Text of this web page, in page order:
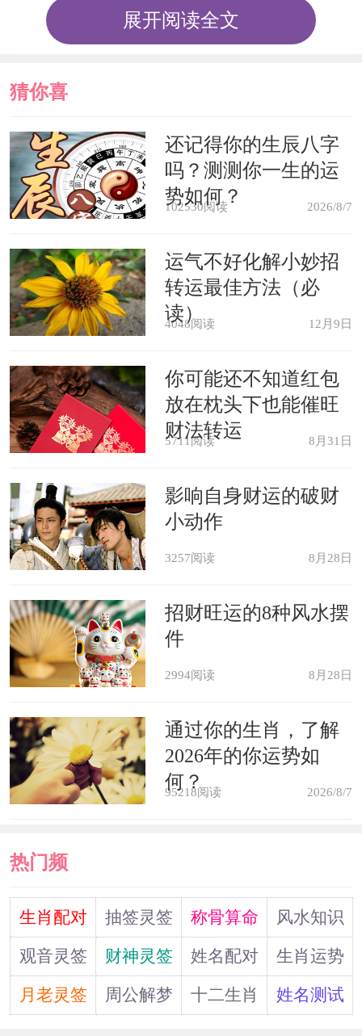
看。
临。
梦中如果宴会显得混乱，意味着疏
忽或疾病导致争吵和不愉快。
人批评你的某一行为。
心理学解梦
梦境解说：梦者如果在梦中获得任
务，参加宴会工作，并担任服务，那末
他便应该注意不保守和不隐满生活中的
许多好事，因为他始终是一个无私的
人。如果他自己是宴会的客人，梦境让
他意识到寻求营养的迫切需要(不仅是身
心理分析：梦者从梦境中获得启
示，不能随心所欲地动用自己的精神能
回精神营养的选择。
精神象征：节日宴请象征着人们寻
原版周公解梦
贵人赐宴，主疾病。《周公解梦》
梦赴仙宴。女子梦之，主有大吉庆;
病人梦之，主有祸殃。《断梦秘书》
展开阅读全文
猜你喜
欢
还记得你的生辰八字
吗？测测你一生的运
势如何？
102530阅读 2026/8/7
运气不好化解小妙招
转运最佳方法（必
读）
4048阅读 12月9日
你可能还不知道红包
放在枕头下也能催旺
财法转运
5711阅读 8月31日
影响自身财运的破财
小动作
3257阅读 8月28日
招财旺运的8种风水摆
件
2994阅读 8月28日
通过你的生肖，了解
2026年的你运势如
何？
95218阅读 2026/8/7
热门频
道生肖配对 抽签灵签 称骨算命
风水知识
观音灵签
财神灵签 姓名配对
生肖运势
月老灵签
周公解梦 十二生肖 姓名测试